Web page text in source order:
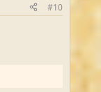
#10